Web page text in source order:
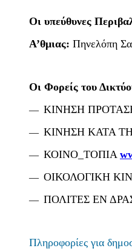
Οι υπεύθυνες
Α’θμιας: Πηνελόπη
Οι Φορείς του
— ΚΙΝΗΣΗ
— ΚΙΝΗΣΗ ΚΑΤΑ
— ΚΟΙΝΟ_ΤΟΠΙΑ
— ΟΙΚΟΛΟΓΙΚΗ
— ΠΟΛΙΤΕΣ ΕΝ
Πληροφορίες για